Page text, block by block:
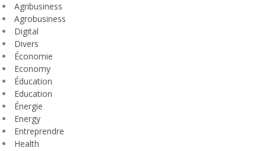
Agribusiness
Agrobusiness
Digital
Divers
Économie
Economy
Éducation
Education
Énergie
Energy
Entreprendre
Health